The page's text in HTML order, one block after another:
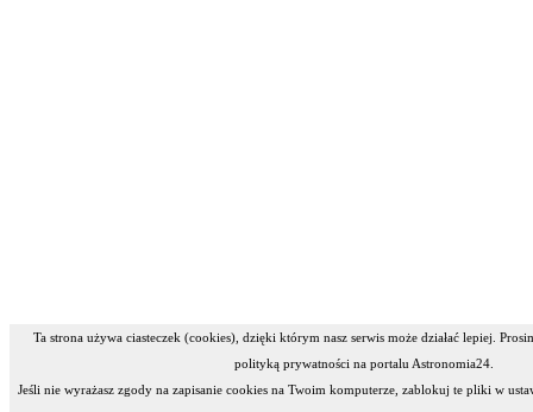
Ta strona używa ciasteczek (cookies), dzięki którym nasz serwis może działać lepiej.
polityką prywatności na portalu Astronomia24.
Jeśli nie wyrażasz zgody na zapisanie cookies na Twoim komputerze, zablokuj te pliki w